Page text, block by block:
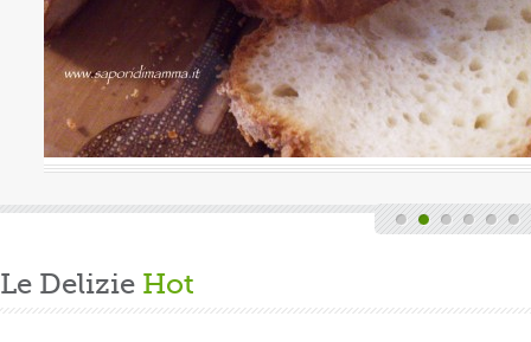
finita la fatica del lavoro settimanale
mi dedico alla mia grande passione.
panbrioche salutare per la ...
Le Delizie Hot